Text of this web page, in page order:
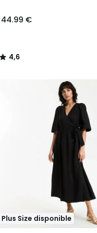
44.99 €
4,6
/
Plus Size disponible